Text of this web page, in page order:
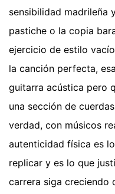
sensibilidad madrileña
pastiche o la copia
ejercicio de estilo
la canción perfecta,
guitarra acústica pero
una sección de
verdad, con músicos
autenticidad física es
replicar y es lo que
carrera siga creciendo